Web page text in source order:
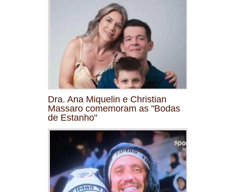
Dra. Ana Miquelin e Christian
Massaro comemoram as "Bodas
de Estanho"